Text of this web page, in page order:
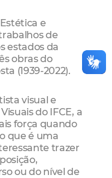
e
de
estados da
obras do
(1939-2022).
visual e
do IFCE, a
força quando
que é uma
trazer
ou do nível de